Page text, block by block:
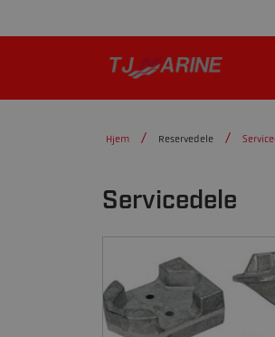
Hjem Reservedele
Servicedele